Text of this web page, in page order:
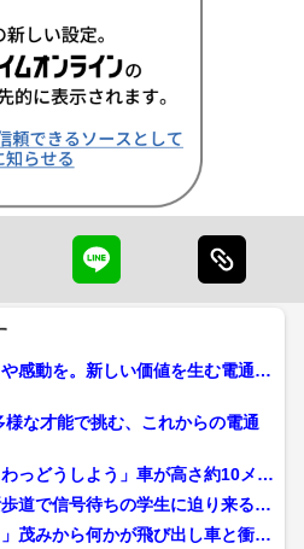
感動を。新しい価値を生む電通の
な才能で挑む、これからの電通
っどうしよう」車が高さ約10メー
道で信号待ちの学生に迫り来る暴
茂みから何かが飛び出し車と衝